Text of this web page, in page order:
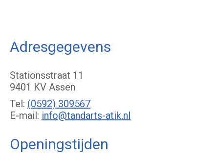
Adresgegevens
Stationsstraat 11
9401 KV Assen
Tel: (0592) 309567
E-mail: info@tandarts-atik.nl
Openingstijden